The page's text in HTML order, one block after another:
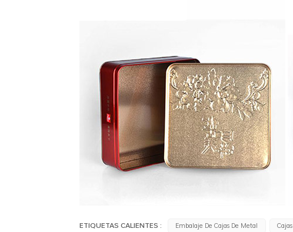
ETIQUETAS CALIENTES : Embalaje De Cajas De Metal